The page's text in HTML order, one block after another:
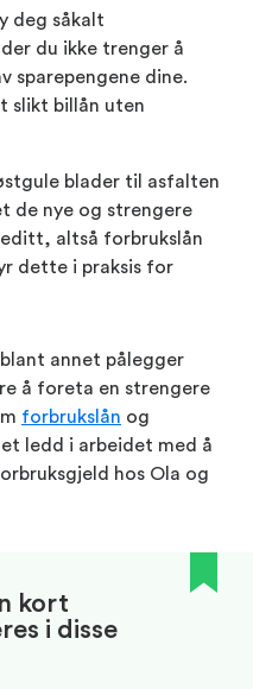
deg såkalt
du ikke trenger å
sparepengene dine.
slikt billån uten
blader til asfalten
de nye og strengere
altså forbrukslån
dette i praksis for
annet pålegger
å foreta en strengere
forbrukslån og
ledd i arbeidet med å
hos Ola og
kort
i disse